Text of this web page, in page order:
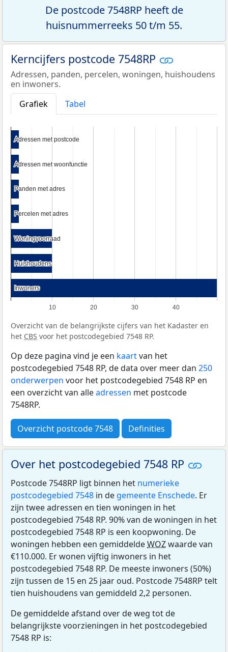
De postcode 7548RP heeft de
huisnummerreeks 50 t/m 55.
Kerncijfers postcode 7548RP
Adressen, panden, percelen, woningen, huishoudens
en inwoners.
Grafiek
Tabel
10 20 30 40
Adressen met postcode
Adressen met postcode
Adressen met woonfunctie
Adressen met woonfunctie
Panden met adres
Panden met adres
Percelen met adres
Percelen met adres
Woningvoorraad
Woningvoorraad
Huishoudens
Huishoudens
Inwoners
Inwoners
Overzicht van de belangrijkste cijfers van het Kadaster en
het CBS voor het postcodegebied 7548 RP.
Op deze pagina vind je een kaartvan het
postcodegebied 7548 RP, de data over meer dan 250
onderwerpen voor het postcodegebied 7548 RP en
een overzicht van alleadressen met postcode
7548RP.
Overzicht postcode 7548 Definities
Over het postcodegebied 7548 RP
Postcode 7548RP ligt binnen het numerieke
postcodegebied 7548 in de gemeente Enschede. Er
zijn twee adressen en tien woningen in het
postcodegebied 7548 RP. 90% van de woningen in het
postcodegebied 7548 RP is een koopwoning. De
woningen hebben een gemiddeldeWOZwaarde van
€110.000. Er wonen vijftig inwoners in het
postcodegebied 7548 RP. De meeste inwoners (50%)
zijn tussen de 15 en 25 jaar oud. Postcode 7548RP telt
tien huishoudens van gemiddeld 2,2 personen.
De gemiddelde afstand over de weg tot de
belangrijkste voorzieningen in het postcodegebied
7548 RP is: